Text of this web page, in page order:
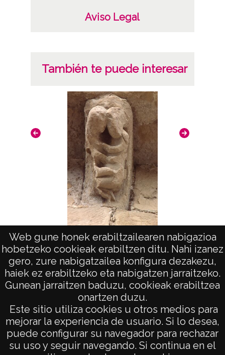
Web gune honek erabiltzailearen nabigazioa
hobetzeko cookieak erabiltzen ditu. Nahi izanez
gero, zure nabigatzailea konfigura dezakezu,
haiek ez erabiltzeko eta nabigatzen jarraitzeko.
Gunean jarraitzen baduzu, cookieak erabiltzea
onartzen duzu.
Este sitio utiliza cookies u otros medios para
mejorar la experiencia de usuario. Si lo desea,
puede configurar su navegador para rechazar
su uso y seguir navegando. Si continua en el
Aviso Legal
También te puede interesar
Arte en La Rioja: San Vicente de la Sonsierra
AVISO LEGAL
POLÍTICA DE PRIVACIDAD
ACCESIBILIDAD
ATENCIÓN CIUDADANA